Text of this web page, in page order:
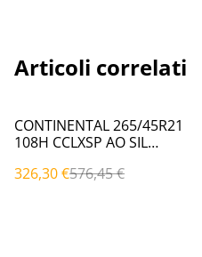
Articoli correlati
%
CONTINENTAL 265/45R21
108H CCLXSP AO SIL
326,30 €576,45 €